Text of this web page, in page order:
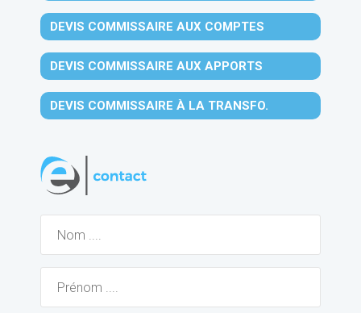
DEVIS COMMISSAIRE AUX COMPTES
DEVIS COMMISSAIRE AUX APPORTS
DEVIS COMMISSAIRE À LA TRANSFO.